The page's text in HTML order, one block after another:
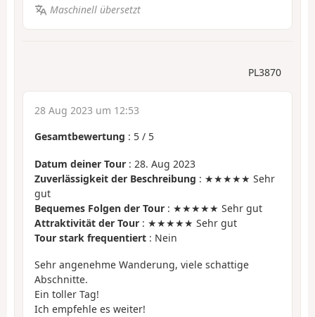
Maschinell übersetzt
PL3870
28 Aug 2023 um 12:53
Gesamtbewertung : 5 / 5
Datum deiner Tour : 28. Aug 2023
Zuverlässigkeit der Beschreibung : ★★★★★ Sehr
gut
Bequemes Folgen der Tour : ★★★★★ Sehr gut
Attraktivität der Tour : ★★★★★ Sehr gut
Tour stark frequentiert : Nein
Sehr angenehme Wanderung, viele schattige
Abschnitte.
Ein toller Tag!
Ich empfehle es weiter!